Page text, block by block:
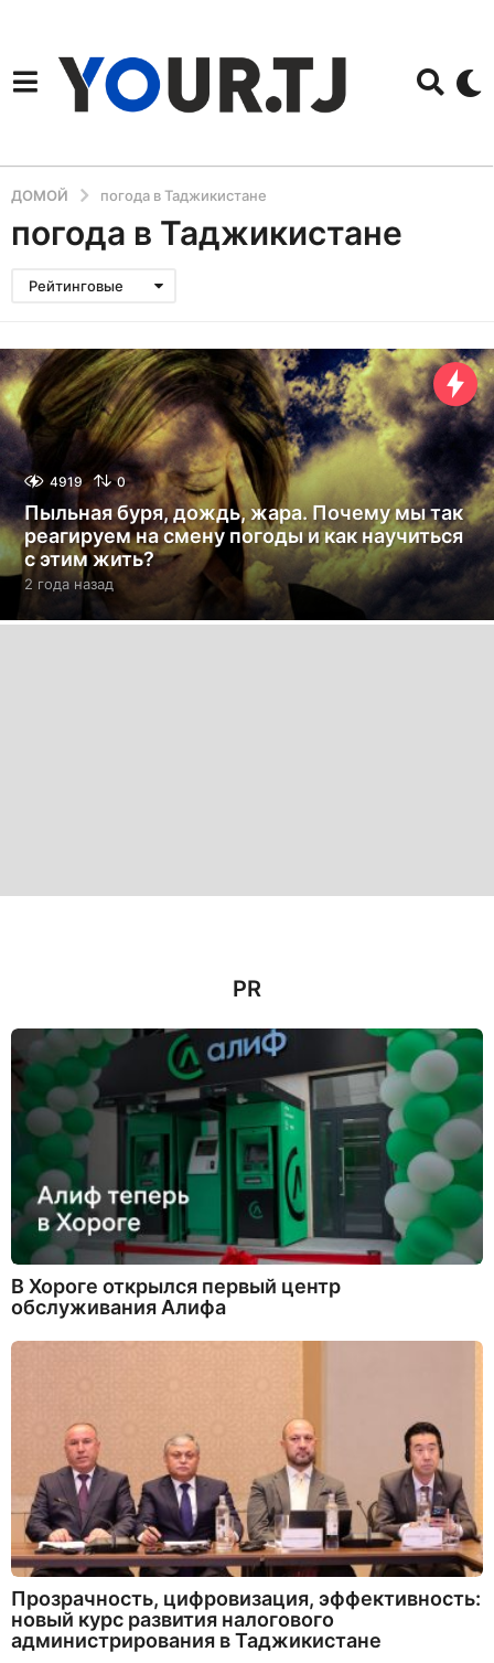
ДОМОЙ погода в Таджикистане
погода в Таджикистане
Рейтинговые
4919 0
Пыльная буря, дождь, жара. Почему мы так
реагируем на смену погоды и как научиться
с этим жить?
2 года назад2
о
PR
В Хороге открылся первый центр
обслуживания Алифа
Прозрачность, цифровизация, эффективность:
новый курс развития налогового
администрирования в Таджикистане